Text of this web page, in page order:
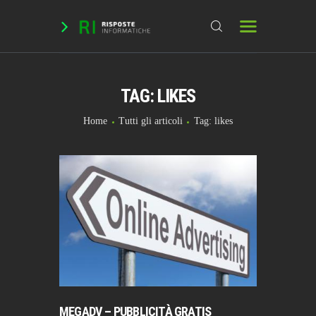
TAG: LIKES
Home Tutti gli articoli Tag: likes
DOMANDE & RICHIESTE
BLOG
CHAT
FORUM
MEGADV – PUBBLICITÀ GRATIS